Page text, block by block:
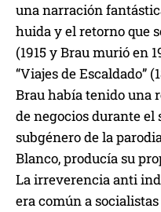
una narración
huida y el retorno que
(1915 y Brau murió en
“Viajes de Escaldado”
Brau había tenido una
de negocios durante el
subgénero de la
Blanco, producía su
La irreverencia anti
era común a